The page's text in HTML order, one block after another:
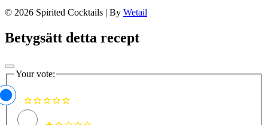
© 2026 Spirited Cocktails | By Wetail
Betygsätt detta recept
Your vote: